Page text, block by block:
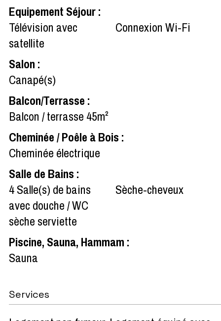
Equipement Séjour:
Télévision avec
satellite
Connexion Wi-Fi
Salon :
Canapé(s)
Balcon/Terrasse :
Balcon / terrasse 45m²
Cheminée / Poêle à Bois :
Cheminée électrique
Salle de Bains :
4Salle(s) de bains
avec douche / WC
Sèche-cheveux
sèche serviette
Piscine, Sauna, Hammam :
Sauna
Services